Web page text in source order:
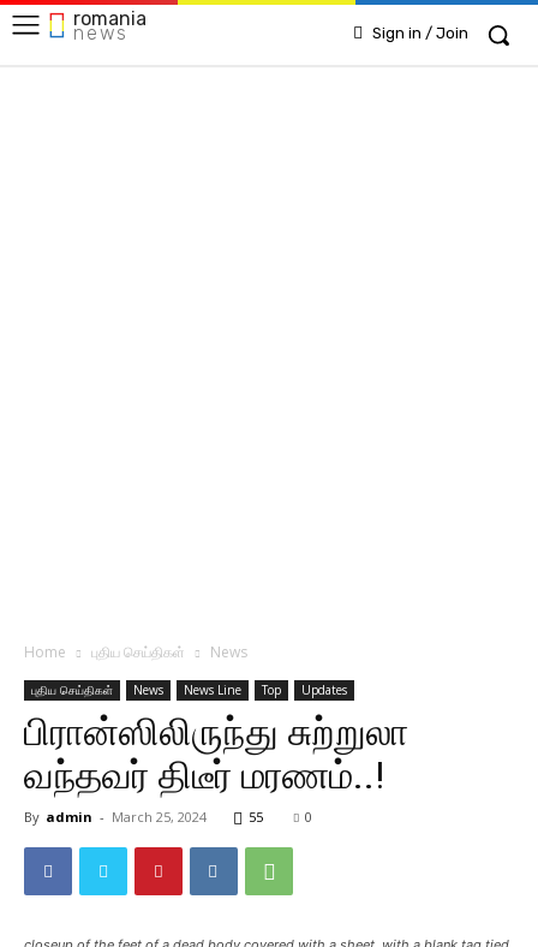
romania
news Sign in / Join
Home புதிய செய்திகள் News
புதிய செய்திகள் News News Line Top Updates
பிரான்ஸிலிருந்து சுற்றுலா
வந்தவர் திடீர் மரணம்..!
By admin - March 25, 2024 55 0